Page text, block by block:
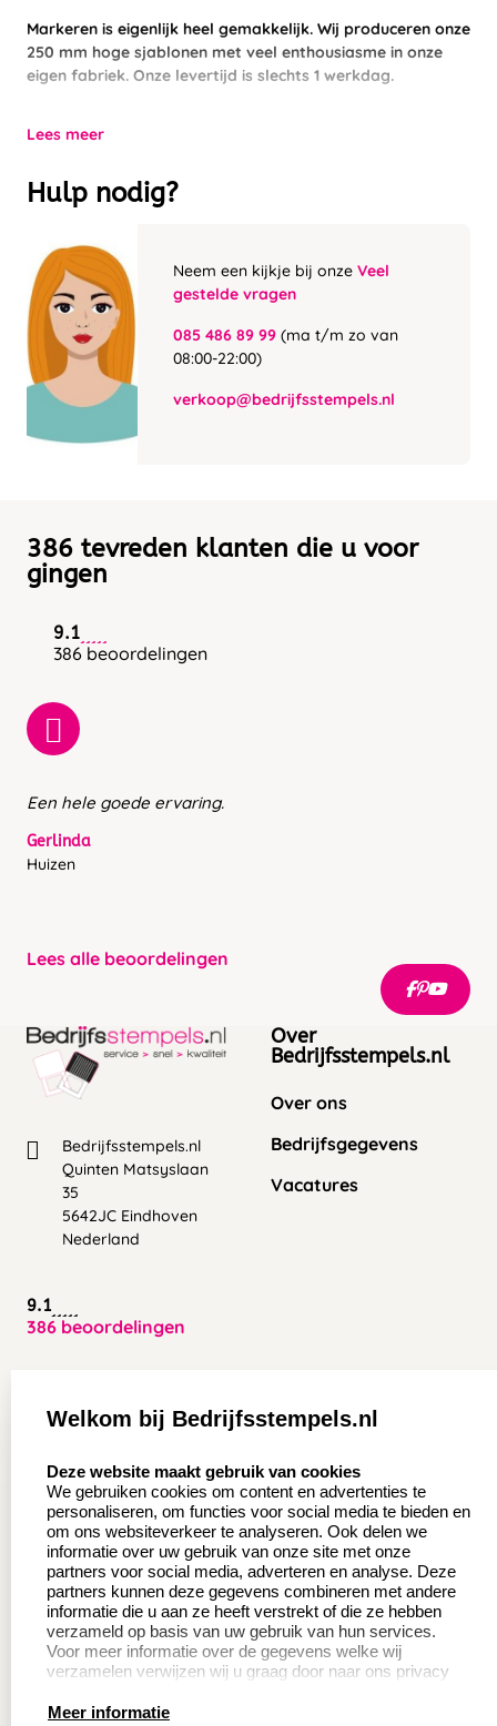
Markeren is eigenlijk heel gemakkelijk. Wij produceren onze
250 mm hoge sjablonen met veel enthousiasme in onze
eigen fabriek. Onze levertijd is slechts 1 werkdag.
Lees meer
Hulp nodig?
Neem een kijkje bij onze Veel
gestelde vragen
085 486 89 99 (ma t/m zo van
08:00-22:00)
verkoop@bedrijfsstempels.nl
386 tevreden klanten die u voor
gingen
9.1
386 beoordelingen
Een hele goede ervaring.
Gerlinda
Huizen
Lees alle beoordelingen
Bedrijfsstempels.nl
Quinten Matsyslaan
35
5642JC Eindhoven
Nederland
9.1
386 beoordelingen
Over
Bedrijfsstempels.nl
Over ons
Bedrijfsgegevens
Vacatures
Aanvraag op maat
Wederverkoper
worden
Sale
Betaling & Verzending
Contact opnemen
Veel gestelde vragen
Retourneren
Herroepingsrecht
Productinformatie:
Instructie voor
Welkom bij Bedrijfsstempels.nl
Deze website maakt gebruik van cookies
We gebruiken cookies om content en advertenties te
personaliseren, om functies voor social media te bieden en
om ons websiteverkeer te analyseren. Ook delen we
informatie over uw gebruik van onze site met onze
partners voor social media, adverteren en analyse. Deze
partners kunnen deze gegevens combineren met andere
informatie die u aan ze heeft verstrekt of die ze hebben
verzameld op basis van uw gebruik van hun services.
Voor meer informatie over de gegevens welke wij
verzamelen verwijzen wij u graag door naar ons privacy
Meer informatie